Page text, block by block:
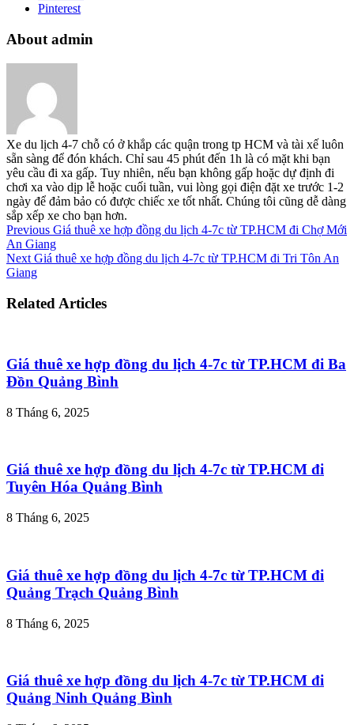
Pinterest
About admin
Xe du lịch 4-7 chỗ có ở khắp các quận trong tp HCM và tài xế luôn
sẵn sàng để đón khách. Chỉ sau 45 phút đến 1h là có mặt khi bạn
yêu cầu đi xa gấp. Tuy nhiên, nếu bạn không gấp hoặc dự định đi
chơi xa vào dịp lễ hoặc cuối tuần, vui lòng gọi điện đặt xe trước 1-2
ngày để đảm bảo có được chiếc xe tốt nhất. Chúng tôi cũng dễ dàng
sắp xếp xe cho bạn hơn.
Previous Giá thuê xe hợp đồng du lịch 4-7c từ TP.HCM đi Chợ Mới
An Giang
Next Giá thuê xe hợp đồng du lịch 4-7c từ TP.HCM đi Tri Tôn An
Giang
Related Articles
Giá thuê xe hợp đồng du lịch 4-7c từ TP.HCM đi Ba
Đồn Quảng Bình
8 Tháng 6, 2025
Giá thuê xe hợp đồng du lịch 4-7c từ TP.HCM đi
Tuyên Hóa Quảng Bình
8 Tháng 6, 2025
Giá thuê xe hợp đồng du lịch 4-7c từ TP.HCM đi
Quảng Trạch Quảng Bình
8 Tháng 6, 2025
Giá thuê xe hợp đồng du lịch 4-7c từ TP.HCM đi
Quảng Ninh Quảng Bình